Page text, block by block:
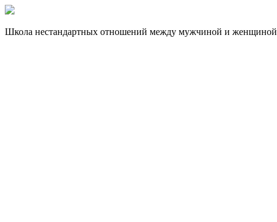
Школа нестандартных отношений между мужчиной и женщиной